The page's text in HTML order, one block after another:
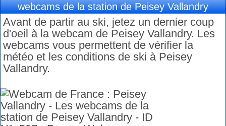
webcams de la station de Peisey Vallandry
Avant de partir au ski, jetez un dernier coup
d'oeil à la webcam de Peisey Vallandry. Les
webcams vous permettent de vérifier la
météo et les conditions de ski à Peisey
Vallandry.